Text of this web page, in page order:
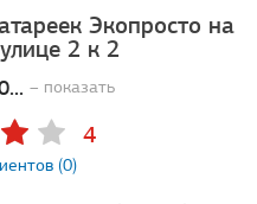
Экопросто на
2 к 2
– показать
4
(0)